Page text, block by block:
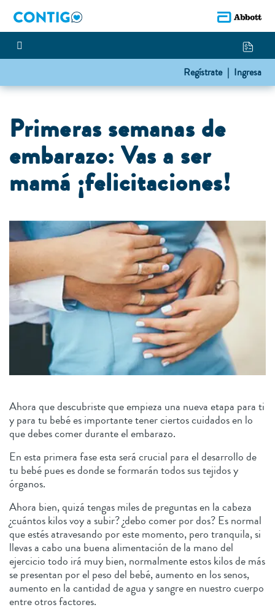
Regístrate | Ingresa
Primeras semanas de
embarazo: Vas a ser
mamá ¡felicitaciones!
Ahora que descubriste que empieza una nueva etapa para ti
y para tu bebé es importante tener ciertos cuidados en lo
que debes comer durante el embarazo.
En esta primera fase esta será crucial para el desarrollo de
tu bebé pues es donde se formarán todos sus tejidos y
órganos.
Ahora bien, quizá tengas miles de preguntas en la cabeza
¿cuántos kilos voy a subir? ¿debo comer por dos? Es normal
que estés atravesando por este momento, pero tranquila, si
llevas a cabo una buena alimentación de la mano del
ejercicio todo irá muy bien, normalmente estos kilos de más
se presentan por el peso del bebé, aumento en los senos,
aumento en la cantidad de agua y sangre en nuestro cuerpo
entre otros factores.